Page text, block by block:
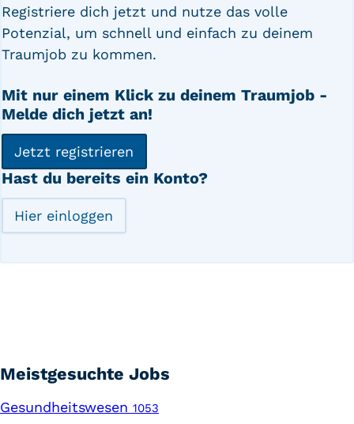
Registriere dich jetzt und nutze das volle
Potenzial, um schnell und einfach zu deinem
Traumjob zu kommen.
Mit nur einem Klick zu deinem Traumjob -
Melde dich jetzt an!
Jetzt registrieren
Hast du bereits ein Konto?
Hier einloggen
Meistgesuchte Jobs
Gesundheitswesen 1053